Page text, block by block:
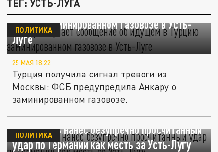
ТЕГ: УСТЬ-ЛУГА
Анкара изучает сообщение об идущем в
Турцию заминированном газовозе в Усть-
Луге
ПОЛИТИКА
25 МАЯ 18:22
Турция получила сигнал тревоги из
Москвы: ФСБ предупредила Анкару о
заминированном газовозе.
NC: Кремль нанёс безупречно просчитанный
удар по Германии как месть за Усть-Лугу
ПОЛИТИКА